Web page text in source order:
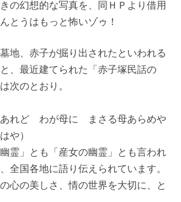
の幻想的な写真を、同ＨＰより借用
とうはもっと怖いゾゥ！
地、赤子が掘り出されたといわれる
、最近建てられた「赤子塚民話の
次のとおり。
あれど わが母に まさる母あらめや
）
霊」とも「産女の幽霊」とも言われ
全国各地に語り伝えられています。
心の美しさ、情の世界を大切に、と